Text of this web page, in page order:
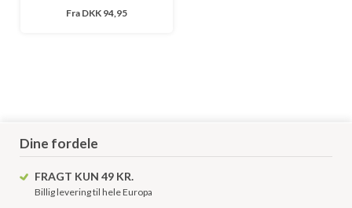
Fra DKK 94,95
Dine fordele
FRAGT KUN 49 KR.
Billig levering til hele Europa